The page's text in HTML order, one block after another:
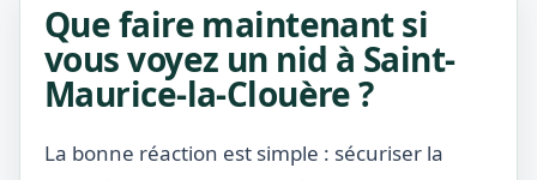
Que faire maintenant si
vous voyez un nid à Saint-
Maurice-la-Clouère ?
La bonne réaction est simple : sécuriser la